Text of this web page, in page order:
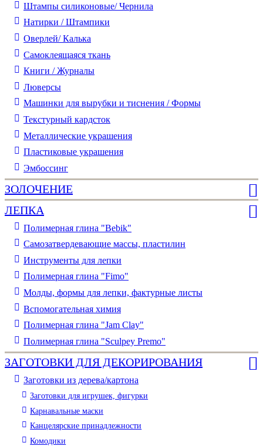
Штампы силиконовые/ Чернила
Натирки / Штампики
Оверлей/ Калька
Самоклеящаяся ткань
Книги / Журналы
Люверсы
Машинки для вырубки и тиснения / Формы
Текстурный кардсток
Металлические украшения
Пластиковые украшения
Эмбоссинг
ЗОЛОЧЕНИЕ
ЛЕПКА
Полимерная глина "Bebik"
Самозатвердевающие массы, пластилин
Инструменты для лепки
Полимерная глина "Fimo"
Молды, формы для лепки, фактурные листы
Вспомогательная химия
Полимерная глина "Jam Clay"
Полимерная глина "Sculpey Premo"
ЗАГОТОВКИ ДЛЯ ДЕКОРИРОВАНИЯ
Заготовки из дерева/картона
Заготовки для игрушек, фигурки
Карнавальные маски
Канцелярские принадлежности
Комодики